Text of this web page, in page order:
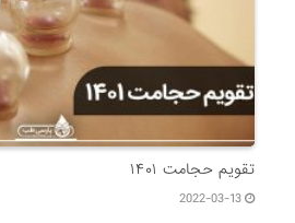
تقویم حجامت ۱۴۰۱
2022-03-13